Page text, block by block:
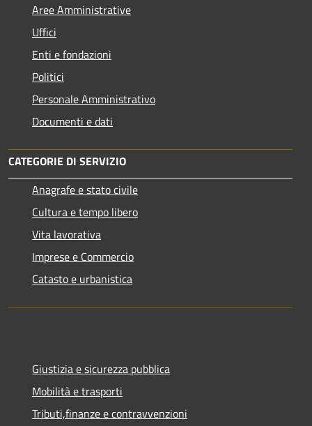
Aree Amministrative
Uffici
Enti e fondazioni
Politici
Personale Amministrativo
Documenti e dati
CATEGORIE DI SERVIZIO
Anagrafe e stato civile
Cultura e tempo libero
Vita lavorativa
Imprese e Commercio
Catasto e urbanistica
Giustizia e sicurezza pubblica
Mobilità e trasporti
Tributi,finanze e contravvenzioni